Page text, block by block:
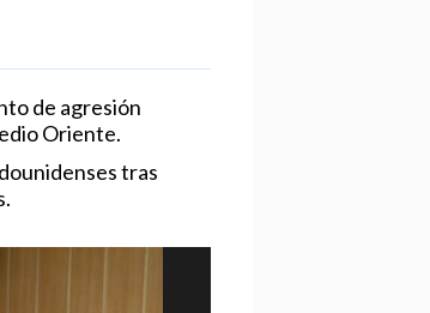
de agresión
Oriente.
tras